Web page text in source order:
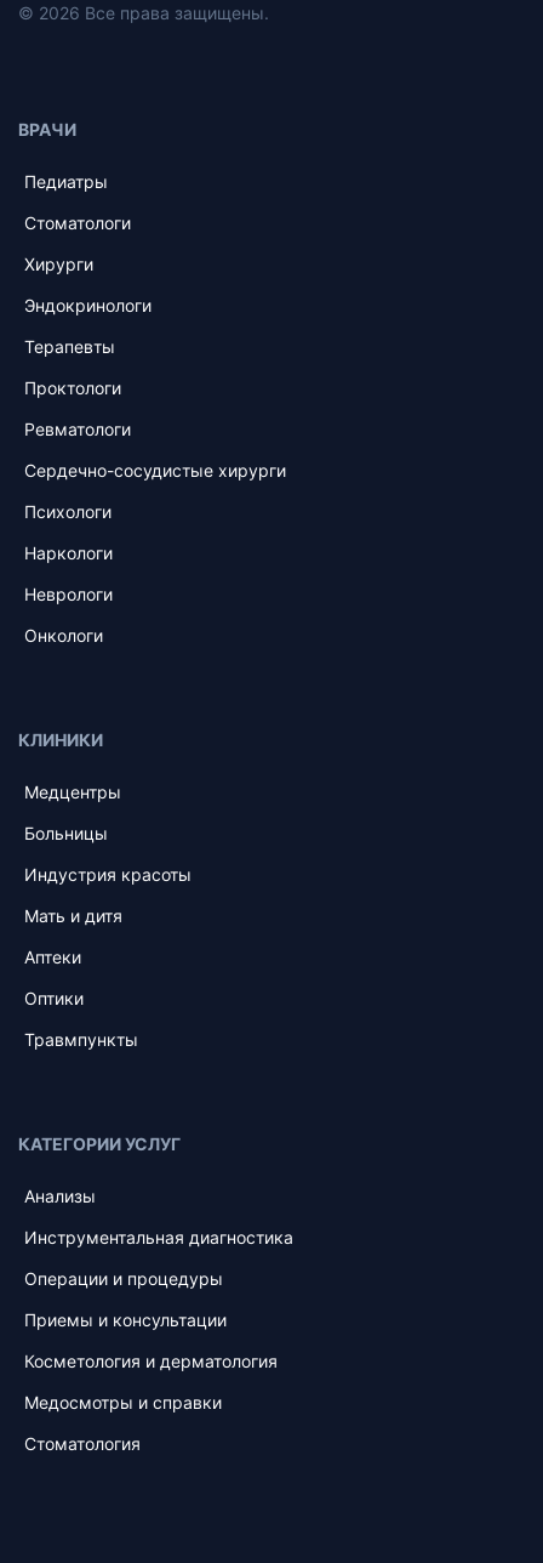
© 2026 Все права защищены.
ВРАЧИ
Педиатры
Стоматологи
Хирурги
Эндокринологи
Терапевты
Проктологи
Ревматологи
Сердечно-сосудистые хирурги
Психологи
Наркологи
Неврологи
Онкологи
КЛИНИКИ
Медцентры
Больницы
Индустрия красоты
Мать и дитя
Аптеки
Оптики
Травмпункты
КАТЕГОРИИ УСЛУГ
Анализы
Инструментальная диагностика
Операции и процедуры
Приемы и консультации
Косметология и дерматология
Медосмотры и справки
Стоматология